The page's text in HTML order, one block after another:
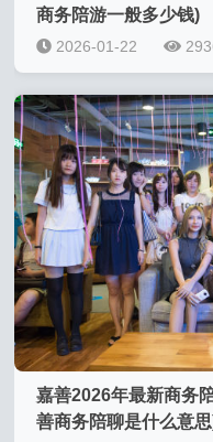
商务陪游一般多少钱)
2026-01-22
嘉善2026年最新商务
善商务陪聊是什么意